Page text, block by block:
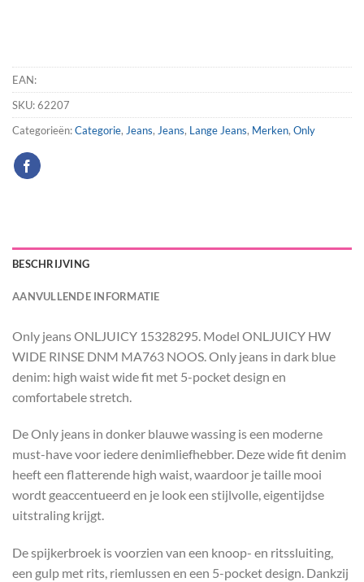
EAN:
SKU:62207
Categorieën:Categorie, Jeans, Jeans, Lange Jeans, Merken, Only
BESCHRIJVING
AANVULLENDE INFORMATIE
Only jeans ONLJUICY 15328295. Model ONLJUICY HW
WIDE RINSE DNM MA763 NOOS. Only jeans in dark blue
denim: high waist wide fit met 5-pocket design en
comfortabele stretch.
De Only jeans in donker blauwe wassing is een moderne
must-have voor iedere denimliefhebber. Deze wide fit denim
heeft een flatterende high waist, waardoor je taille mooi
wordt geaccentueerd en je look een stijlvolle, eigentijdse
uitstraling krijgt.
De spijkerbroek is voorzien van een knoop- en ritssluiting,
een gulp met rits, riemlussen en een 5-pocket design. Dankzij